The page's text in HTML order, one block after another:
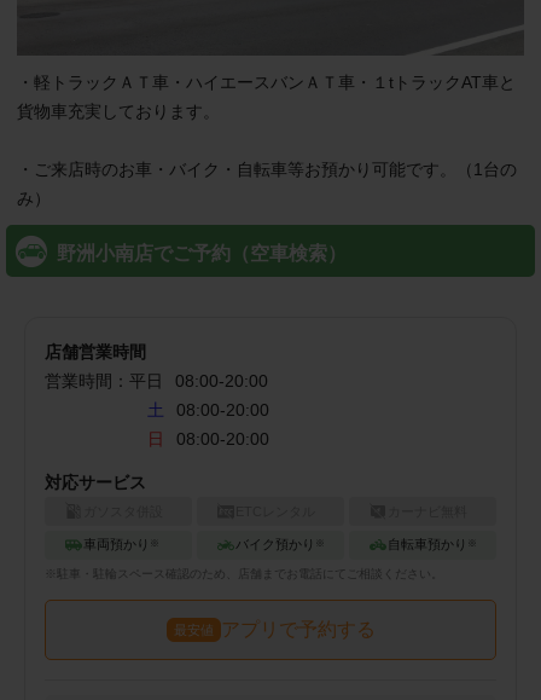
・軽トラックＡＴ車・ハイエースバンＡＴ車・１tトラックAT車と
貨物車充実しております。
・ご来店時のお車・バイク・自転車等お預かり可能です。（1台の
み）
野洲小南店でご予約（空車検索）
店舗営業時間
営業時間： 平日 08:00-20:00
土
08:00-20:00
日
08:00-20:00
対応サービス
車両預かり ※ バイク預かり ※ 自転車預かり ※
駐車・駐輪 スペース確認のため、店舗までお電話にてご相談ください。
最安値 アプリで予約する